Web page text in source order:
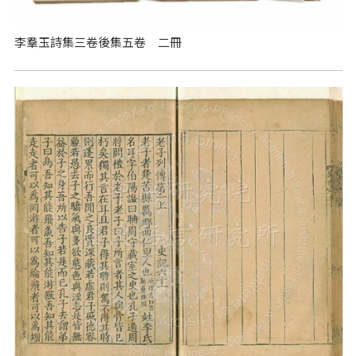
李羣玉詩集三卷後集五卷 二冊